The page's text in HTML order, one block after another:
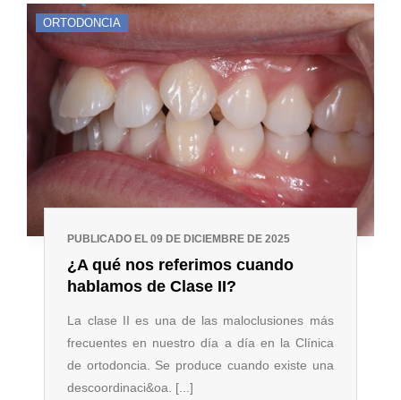
ORTODONCIA
PUBLICADO EL 09 DE DICIEMBRE DE 2025
¿A qué nos referimos cuando
hablamos de Clase II?
La clase II es una de las maloclusiones más
frecuentes en nuestro día a día en la Clínica
de ortodoncia. Se produce cuando existe una
descoordinaci&oa. [...]